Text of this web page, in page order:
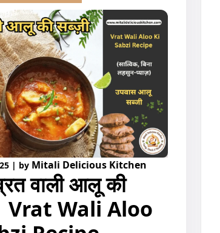
| by Mitali Delicious Kitchen
वाली आलू की
Vrat Wali Aloo